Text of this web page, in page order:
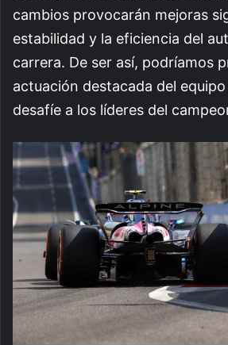
cambios provocarán mejoras
estabilidad y la eficiencia del
carrera. De ser así, podríamos
actuación destacada del
desafíe a los líderes del